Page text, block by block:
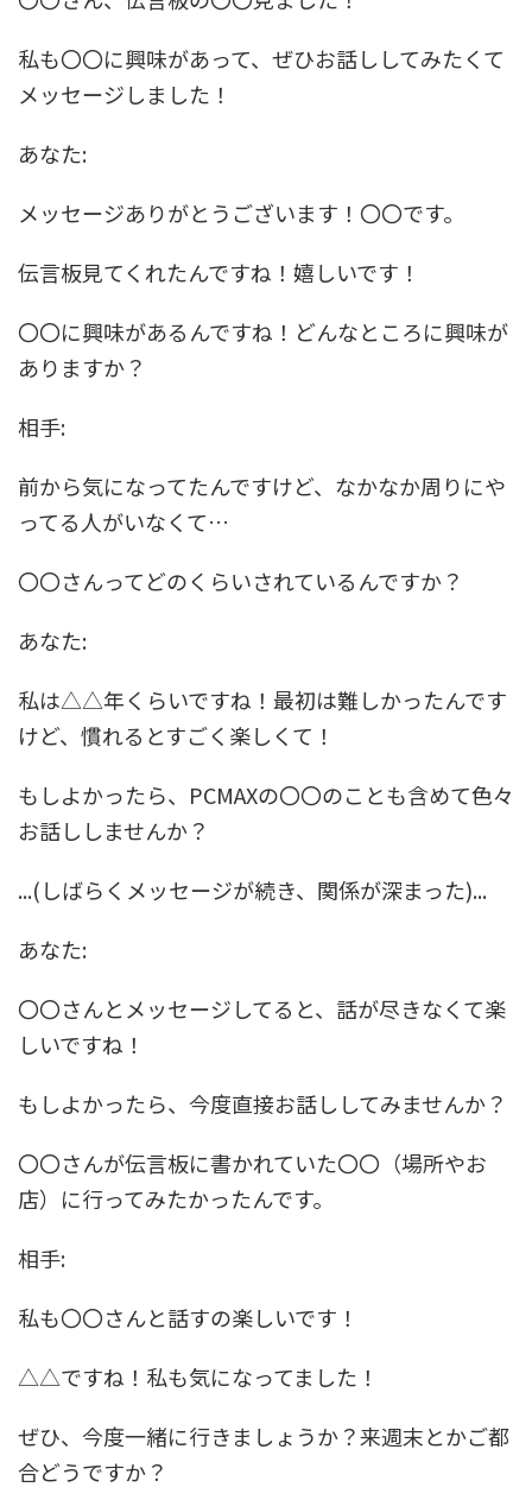
私も〇〇に興味があって、ぜひお話ししてみたくて
メッセージしました！
あなた:
メッセージありがとうございます！〇〇です。
伝言板見てくれたんですね！嬉しいです！
〇〇に興味があるんですね！どんなところに興味が
ありますか？
相手:
前から気になってたんですけど、なかなか周りにや
ってる人がいなくて…
〇〇さんってどのくらいされているんですか？
あなた:
私は△△年くらいですね！最初は難しかったんです
けど、慣れるとすごく楽しくて！
もしよかったら、PCMAXの〇〇のことも含めて色々
お話ししませんか？
...(しばらくメッセージが続き、関係が深まった)...
あなた:
〇〇さんとメッセージしてると、話が尽きなくて楽
しいですね！
もしよかったら、今度直接お話ししてみませんか？
〇〇さんが伝言板に書かれていた〇〇（場所やお
店）に行ってみたかったんです。
相手:
私も〇〇さんと話すの楽しいです！
△△ですね！私も気になってました！
ぜひ、今度一緒に行きましょうか？来週末とかご都
合どうですか？